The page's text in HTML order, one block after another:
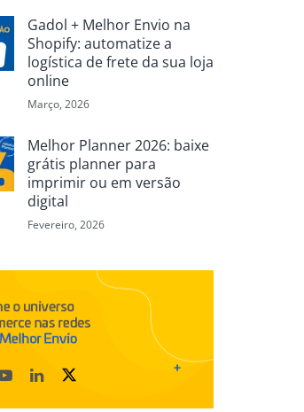
Gadol + Melhor Envio na
Shopify: automatize a
logística de frete da sua loja
online
Março, 2026
Melhor Planner 2026: baixe
grátis planner para
imprimir ou em versão
digital
Fevereiro, 2026